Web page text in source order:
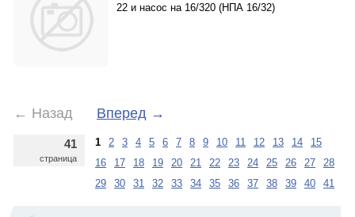
22 и насос на 16/320 (НПА 16/32)
← Назад Вперед →
41
страница
1 2 3 4 5 6 7 8 9 10 11 12 13 14
15
16
17 18 19 20 21 22 23 24 25 26 27
28
29
30 31 32 33 34 35 36 37 38 39 40 41